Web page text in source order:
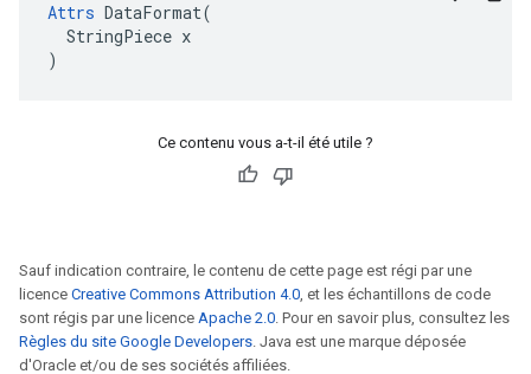
Attrs DataFormat(
  StringPiece x
)
Ce contenu vous a-t-il été utile ?
Sauf indication contraire, le contenu de cette page est régi par une
licence Creative Commons Attribution 4.0, et les échantillons de code
sont régis par une licence Apache 2.0. Pour en savoir plus, consultez les
Règles du site Google Developers. Java est une marque déposée
d'Oracle et/ou de ses sociétés affiliées.